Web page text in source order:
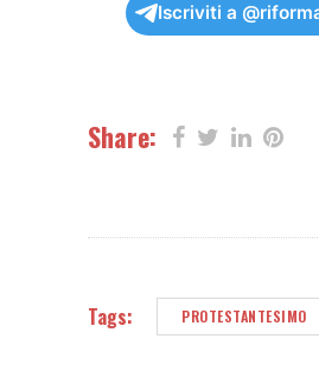
Iscriviti a
Share:
Tags: PROTESTANTESIMO